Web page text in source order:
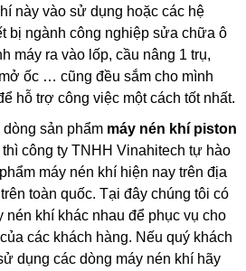
này vào sử dụng hoặc các hệ
bị ngành công nghiệp sửa chữa ô
máy ra vào lốp, cầu nâng 1 trụ,
ốc … cũng đều sắm cho mình
hỗ trợ công việc một cách tốt nhất.
sản phẩm máy nén khí piston
thì công ty TNHH Vinahitech tự hào
máy nén khí hiện nay trên địa
toàn quốc. Tại đây chúng tôi có
nén khí khác nhau để phục vụ cho
các khách hàng. Nếu quý khách
dụng các dòng máy nén khí hãy